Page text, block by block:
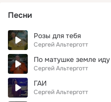
Песни
Розы для тебя
Сергей Альтерготт
По матушке земле иду
Сергей Альтерготт
ГАИ
Сергей Альтерготт